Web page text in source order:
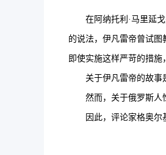
在阿纳托利·马里延戈
的说法，伊凡雷帝曾试图
即使实施这样严苛的措施
关于伊凡雷帝的故事是
然而，关于俄罗斯人性
因此，评论家格奥尔基